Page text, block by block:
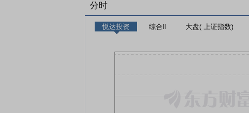
分时
悦达投资 综合Ⅱ 大盘( 上证指数)